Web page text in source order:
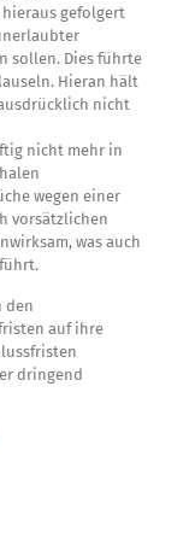
gefolgert
sollen. Dies führte
Hieran hält
nicht
nicht mehr in
wegen einer
vorsätzlichen
was auch
den
auf ihre
dringend